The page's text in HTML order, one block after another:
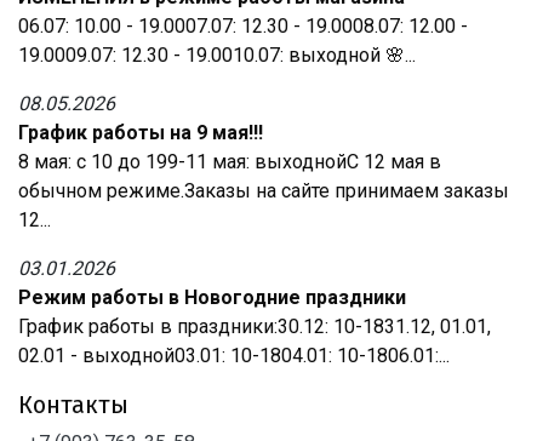
06.07: 10.00 - 19.0007.07: 12.30 - 19.0008.07: 12.00 -
19.0009.07: 12.30 - 19.0010.07: выходной 🌸...
08.05.2026
График работы на 9 мая!!!
8 мая: с 10 до 199-11 мая: выходнойС 12 мая в
обычном режиме.Заказы на сайте принимаем заказы
12...
03.01.2026
Режим работы в Новогодние праздники
График работы в праздники:30.12: 10-1831.12, 01.01,
02.01 - выходной03.01: 10-1804.01: 10-1806.01:...
Контакты